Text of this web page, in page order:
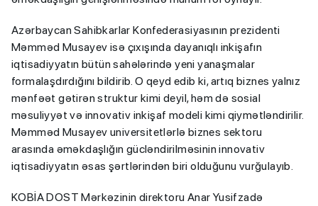
Azərbaycan Sahibkarlar Konfederasiyasının prezidenti
Məmməd Musayev isə çıxışında dayanıqlı inkişafın
iqtisadiyyatın bütün sahələrində yeni yanaşmalar
formalaşdırdığını bildirib. O qeyd edib ki, artıq biznes yalnız
mənfəət gətirən struktur kimi deyil, həm də sosial
məsuliyyət və innovativ inkişaf modeli kimi qiymətləndirilir.
Məmməd Musayev universitetlərlə biznes sektoru
arasında əməkdaşlığın gücləndirilməsinin innovativ
iqtisadiyyatın əsas şərtlərindən biri olduğunu vurğulayıb.
KOBİA DOST Mərkəzinin direktoru Anar Yusifzadə